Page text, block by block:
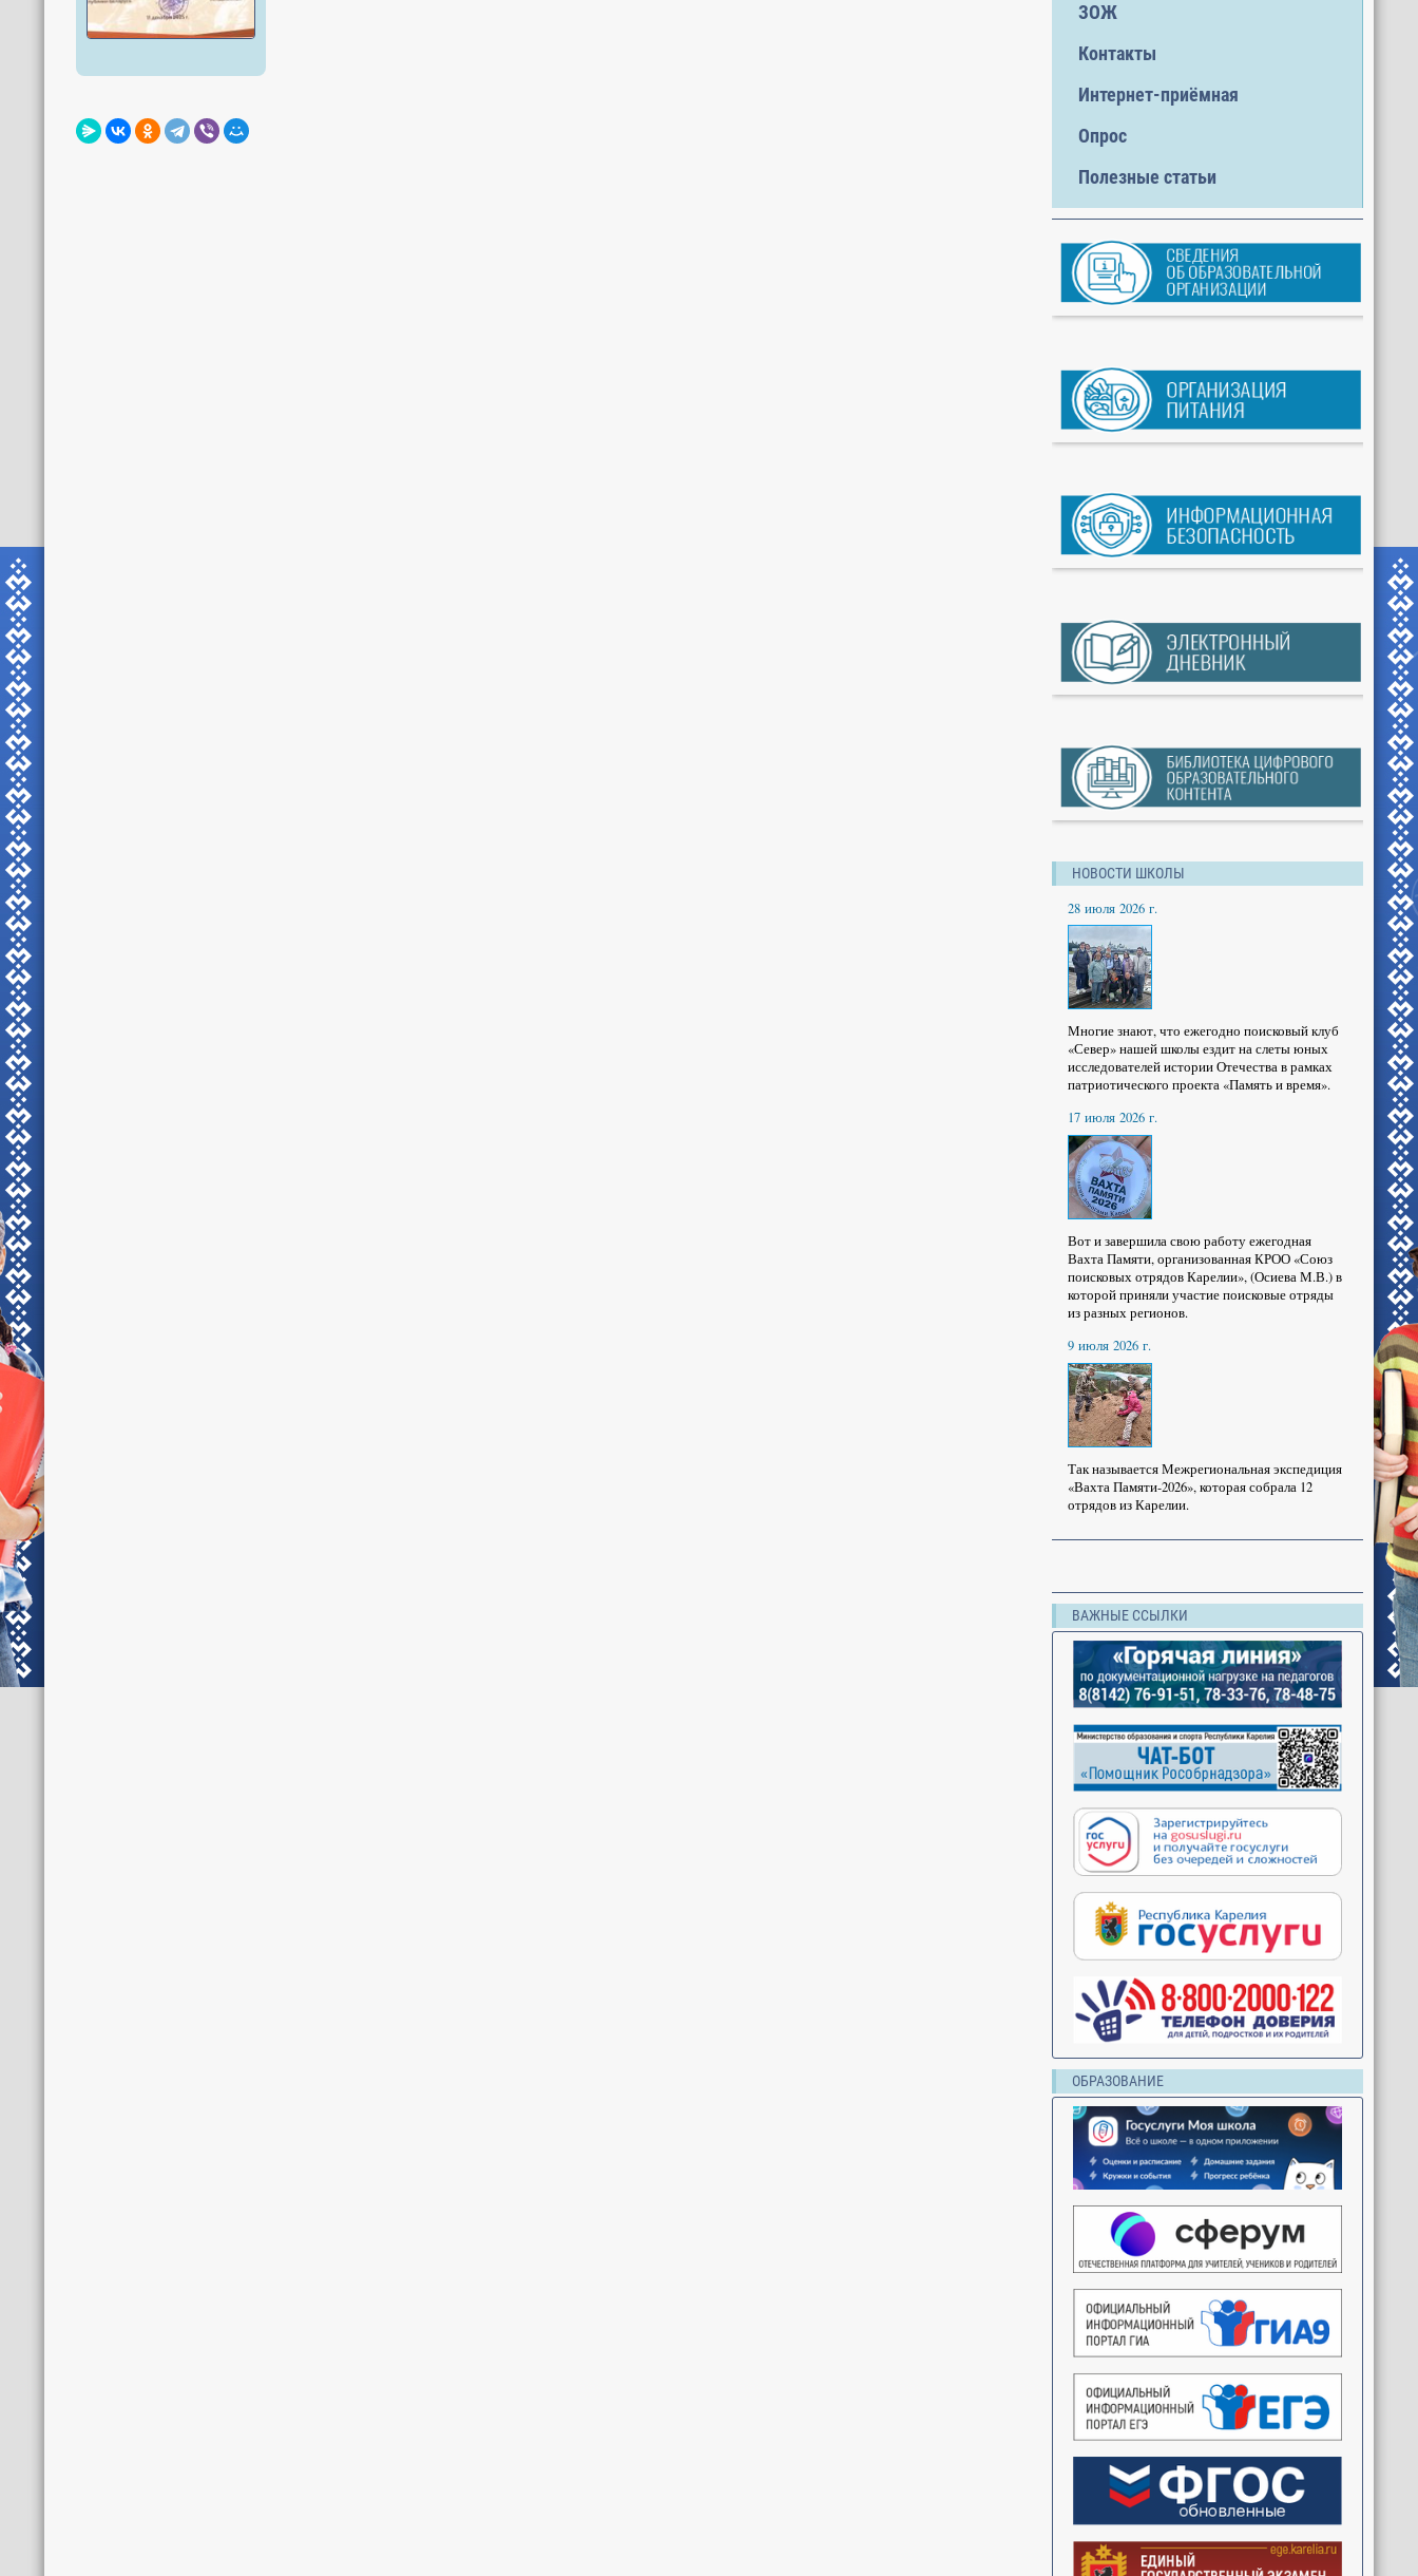
ЗОЖ
Контакты
Интернет-приёмная
Опрос
Полезные статьи
НОВОСТИ ШКОЛЫ
28 июля 2026 г.
Многие знают, что ежегодно поисковый клуб
«Север» нашей школы ездит на слеты юных
исследователей истории Отечества в рамках
патриотического проекта «Память и время».
17 июля 2026 г.
Вот и завершила свою работу ежегодная
Вахта Памяти, организованная КРОО «Союз
поисковых отрядов Карелии», (Осиева М.В.) в
которой приняли участие поисковые отряды
из разных регионов.
9 июля 2026 г.
Так называется Межрегиональная экспедиция
«Вахта Памяти-2026», которая собрала 12
отрядов из Карелии.
ВАЖНЫЕ ССЫЛКИ
ОБРАЗОВАНИЕ